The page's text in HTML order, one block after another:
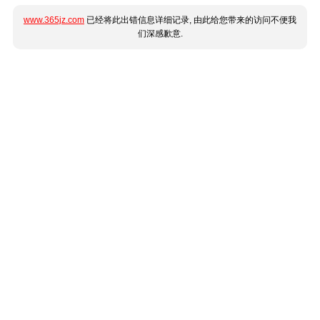
www.365jz.com 已经将此出错信息详细记录, 由此给您带来的访问不便我
们深感歉意.